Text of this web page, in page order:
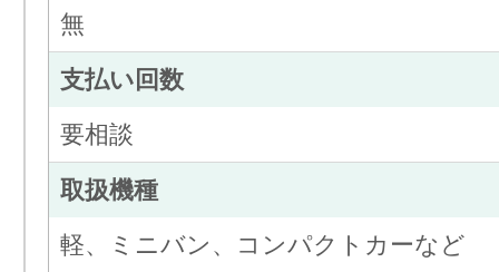
無
支払い回数
要相談
取扱機種
軽、ミニバン、コンパクトカーなど